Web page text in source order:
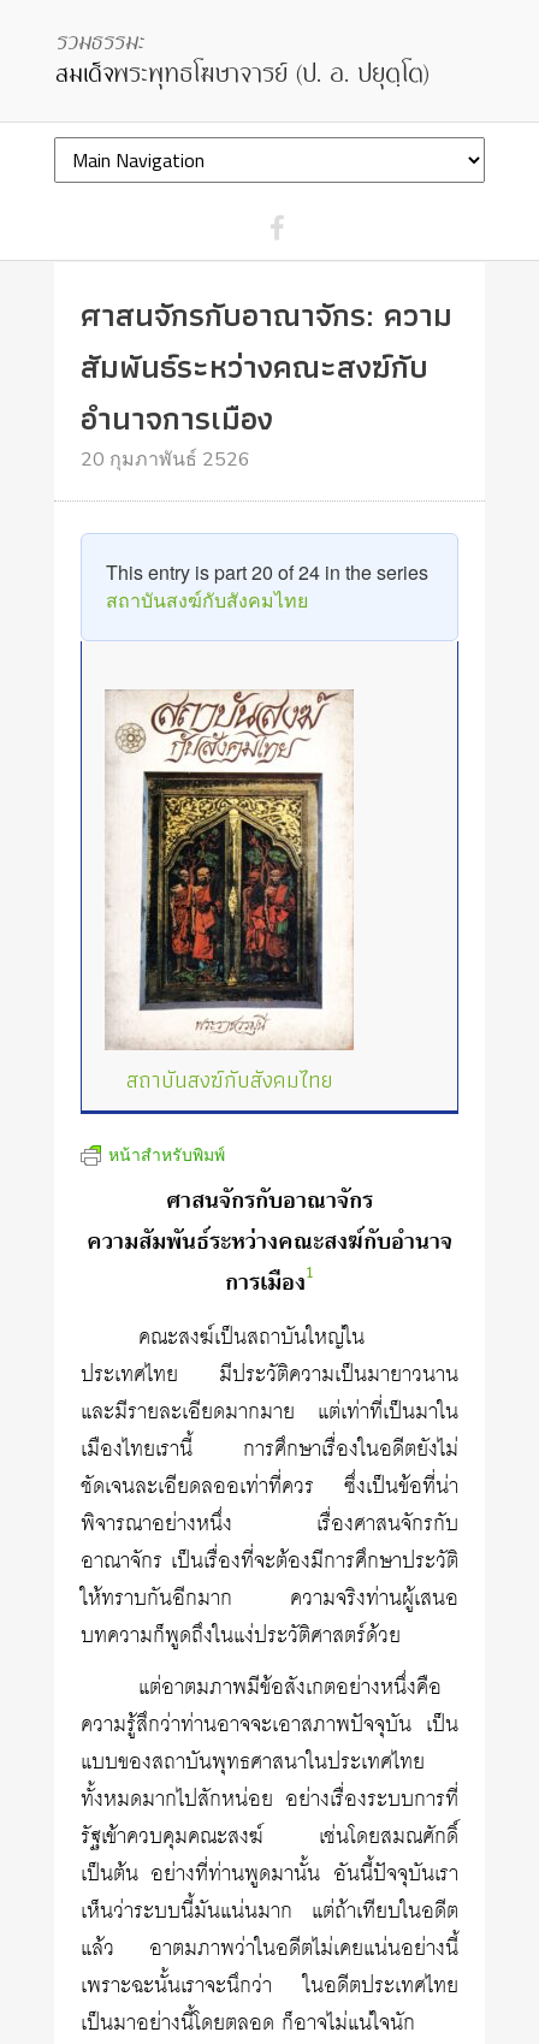
ศาสนจักรกับอาณาจักร: ความ
สัมพันธ์ระหว่างคณะสงฆ์กับ
อำนาจการเมือง
20 กุมภาพันธ์ 2526
This entry is part 20 of 24 in the series
สถาบันสงฆ์กับสังคมไทย
สถาบันสงฆ์กับสังคมไทย
หน้าสำหรับพิมพ์
ศาสนจักรกับอาณาจักร
ความสัมพันธ์ระหว่างคณะสงฆ์กับอำนาจ
การเมือง1
คณะสงฆ์เป็นสถาบันใหญ่ใน
ประเทศไทย มีประวัติความเป็นมายาวนาน
และมีรายละเอียดมากมาย แต่เท่าที่เป็นมาใน
เมืองไทยเรานี้ การศึกษาเรื่องในอดีตยังไม่
ชัดเจนละเอียดลออเท่าที่ควร ซึ่งเป็นข้อที่น่า
พิจารณาอย่างหนึ่ง เรื่องศาสนจักรกับ
อาณาจักร เป็นเรื่องที่จะต้องมีการศึกษาประวัติ
ให้ทราบกันอีกมาก ความจริงท่านผู้เสนอ
บทความก็พูดถึงในแง่ประวัติศาสตร์ด้วย
แต่อาตมภาพมีข้อสังเกตอย่างหนึ่งคือ
ความรู้สึกว่าท่านอาจจะเอาสภาพปัจจุบัน เป็น
แบบของสถาบันพุทธศาสนาในประเทศไทย
ทั้งหมดมากไปสักหน่อย อย่างเรื่องระบบการที่
รัฐเข้าควบคุมคณะสงฆ์ เช่นโดยสมณศักดิ์
เป็นต้น อย่างที่ท่านพูดมานั้น อันนี้ปัจจุบันเรา
เห็นว่าระบบนี้มันแน่นมาก แต่ถ้าเทียบในอดีต
แล้ว อาตมภาพว่าในอดีตไม่เคยแน่นอย่างนี้
เพราะฉะนั้นเราจะนึกว่า ในอดีตประเทศไทย
เป็นมาอย่างนี้โดยตลอด ก็อาจไม่แน่ใจนัก